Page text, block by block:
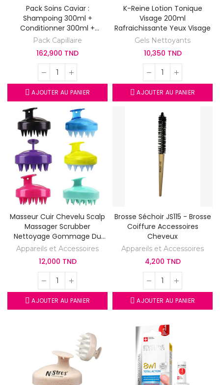
Pack Soins Caviar :
Shampoing 300ml +
Conditionner 300ml +
Masque 300g + Dose Caviar
100ml
Pack Capillaire
162,900 TND
AJOUTER AU PANIER
K-Reine Lotion Tonique
Visage 200ml
Rafraichissante Yeux Visage
Gels Nettoyants
10,350 TND
AJOUTER AU PANIER
Masseur Cuir Chevelu Scalp
Massager Scrubber
Nettoyage Gommage Du
Cuir Chevelu
Appareils et Accessoires
12,000 TND
AJOUTER AU PANIER
Brosse Séchoir JS115 - Brosse
Coiffure Accessoires
Cheveux
Appareils et Accessoires
4,200 TND
AJOUTER AU PANIER